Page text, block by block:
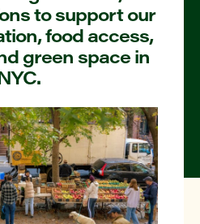
to support our
food access,
green space in